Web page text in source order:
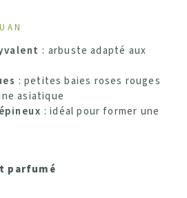
: arbuste adapté aux
: petites baies roses rouges
asiatique
: idéal pour former une
parfumé